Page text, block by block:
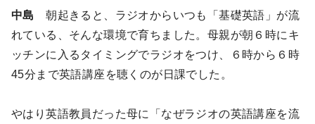
中島
朝起きると、ラジオからいつも「基礎英語」が流
れている、そんな環境で育ちました。母親が朝６時にキ
ッチンに入るタイミングでラジオをつけ、６時から６時
45分まで英語講座を聴くのが日課でした。
やはり英語教員だった母に「なぜラジオの英語講座を流